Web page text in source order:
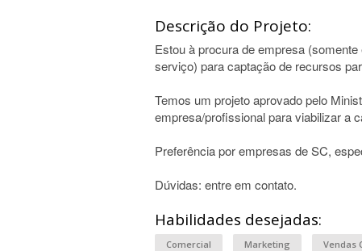
Descrição do Projeto:
Estou à procura de empresa
serviço) para captação de recursos
Temos um projeto aprovado pelo
empresa/profissional para viabilizar a
Preferência por empresas de SC,
Dúvidas: entre em contato.
Habilidades desejadas:
Comercial Marketing Vendas